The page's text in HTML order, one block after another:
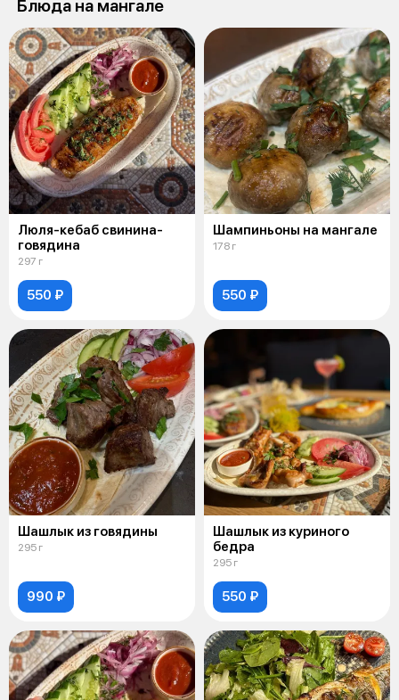
Блюда на мангале
Люля-кебаб свинина-
говядина
297 г
550 ₽
Шампиньоны на мангале
178 г
550 ₽
Шашлык из говядины
295 г
990 ₽
Шашлык из куриного
бедра
295 г
550 ₽